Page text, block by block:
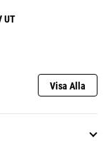
UT
Visa Alla